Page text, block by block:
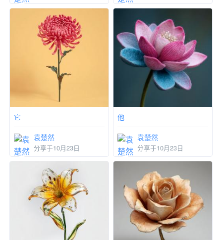
它
袁楚然
分享于10月23日
他
袁楚然
分享于10月23日